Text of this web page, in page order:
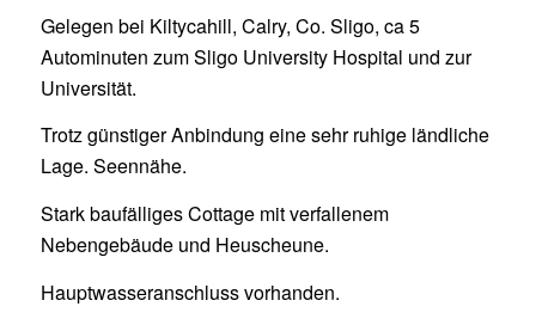
Gelegen bei Kiltycahill, Calry, Co. Sligo, ca 5
Autominuten zum Sligo University Hospital und zur
Universität.
Trotz günstiger Anbindung eine sehr ruhige ländliche
Lage. Seennähe.
Stark baufälliges Cottage mit verfallenem
Nebengebäude und Heuscheune.
Hauptwasseranschluss vorhanden.